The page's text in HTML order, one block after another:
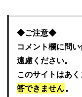
◆ご注意◆
コメント欄に問
遠慮ください。
このサイトはあく
答できません。